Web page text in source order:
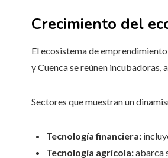
Crecimiento del
El ecosistema de
y Cuenca se reúnen
Sectores que muestran un
Tecnología financiera:
Tecnología agrícola:abarca